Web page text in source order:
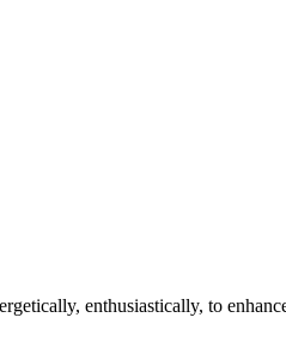
enthusiastically, to